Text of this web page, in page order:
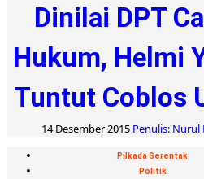
Dinilai DPT
Hukum, Helmi
Tuntut Coblos
14 Desember 2015 Penulis: Nurul
Pilkada Serentak
Politik